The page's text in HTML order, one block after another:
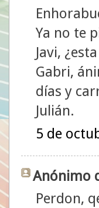
Ya no te
Javi,
Gabri,
días y
Julián.
5 de
Anónimo
Perdon,